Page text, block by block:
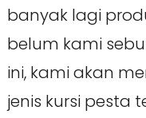
banyak lagi
belum kami
ini, kami akan
jenis kursi pesta